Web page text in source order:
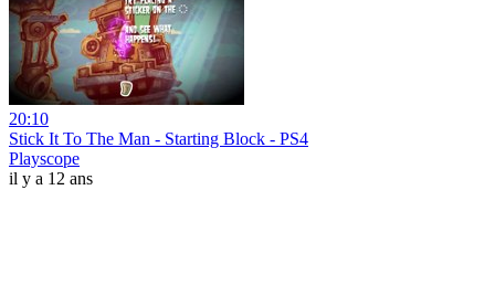
20:10
Stick It To The Man - Starting Block - PS4
Playscope
il y a 12 ans